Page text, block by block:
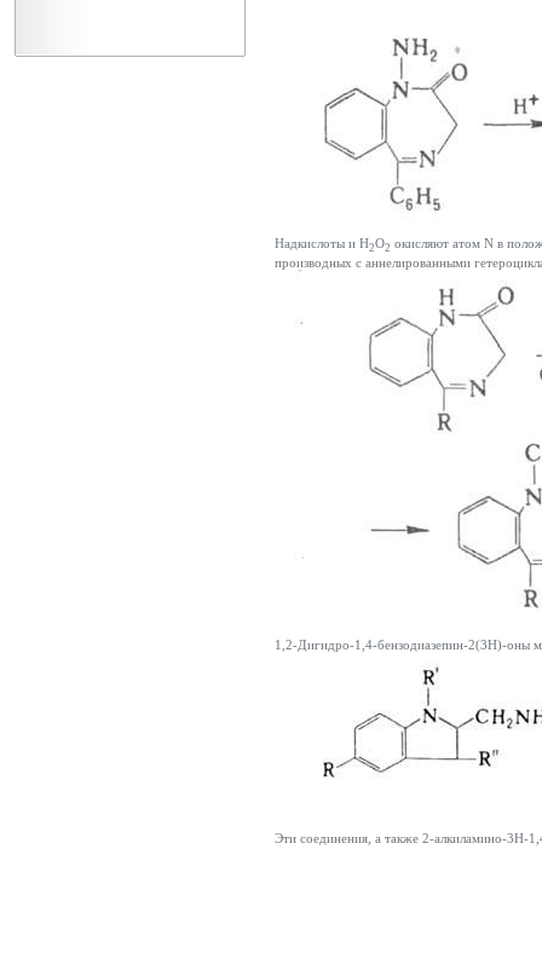
Надкислоты и Н2О2 окисляют атом N в
производных с аннелированными
1,2-Дигидро-1,4-бензодиазепин-2(3Н)-оны
Эти соединения, а также 2-алкиламино-3Н-